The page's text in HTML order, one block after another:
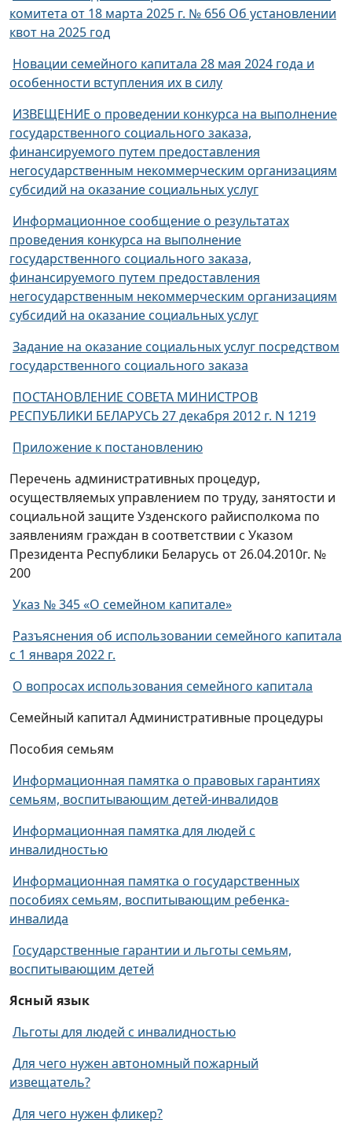
комитета от 18 марта 2025 г. № 656 Об установлении
квот на 2025 год
Новации семейного капитала 28 мая 2024 года и
особенности вступления их в силу
ИЗВЕЩЕНИЕ о проведении конкурса на выполнение
государственного социального заказа,
финансируемого путем предоставления
негосударственным некоммерческим организациям
субсидий на оказание социальных услуг
Информационное сообщение о результатах
проведения конкурса на выполнение
государственного социального заказа,
финансируемого путем предоставления
негосударственным некоммерческим организациям
субсидий на оказание социальных услуг
Задание на оказание социальных услуг посредством
государственного социального заказа
ПОСТАНОВЛЕНИЕ СОВЕТА МИНИСТРОВ
РЕСПУБЛИКИ БЕЛАРУСЬ 27 декабря 2012 г. N 1219
Приложение к постановлению
Перечень административных процедур,
осуществляемых управлением по труду, занятости и
социальной защите Узденского райисполкома по
заявлениям граждан в соответствии с Указом
Президента Республики Беларусь от 26.04.2010г. №
200
Указ № 345 «О семейном капитале»
Разъяснения об использовании семейного капитала
с 1 января 2022 г.
О вопросах использования семейного капитала
Семейный капитал Административные процедуры
Пособия семьям
Информационная памятка о правовых гарантиях
семьям, воспитывающим детей-инвалидов
Информационная памятка для людей с
инвалидностью
Информационная памятка о государственных
пособиях семьям, воспитывающим ребенка-
инвалида
Государственные гарантии и льготы семьям,
воспитывающим детей
Ясный язык
Льготы для людей с инвалидностью
Для чего нужен автономный пожарный
извещатель?
Для чего нужен фликер?